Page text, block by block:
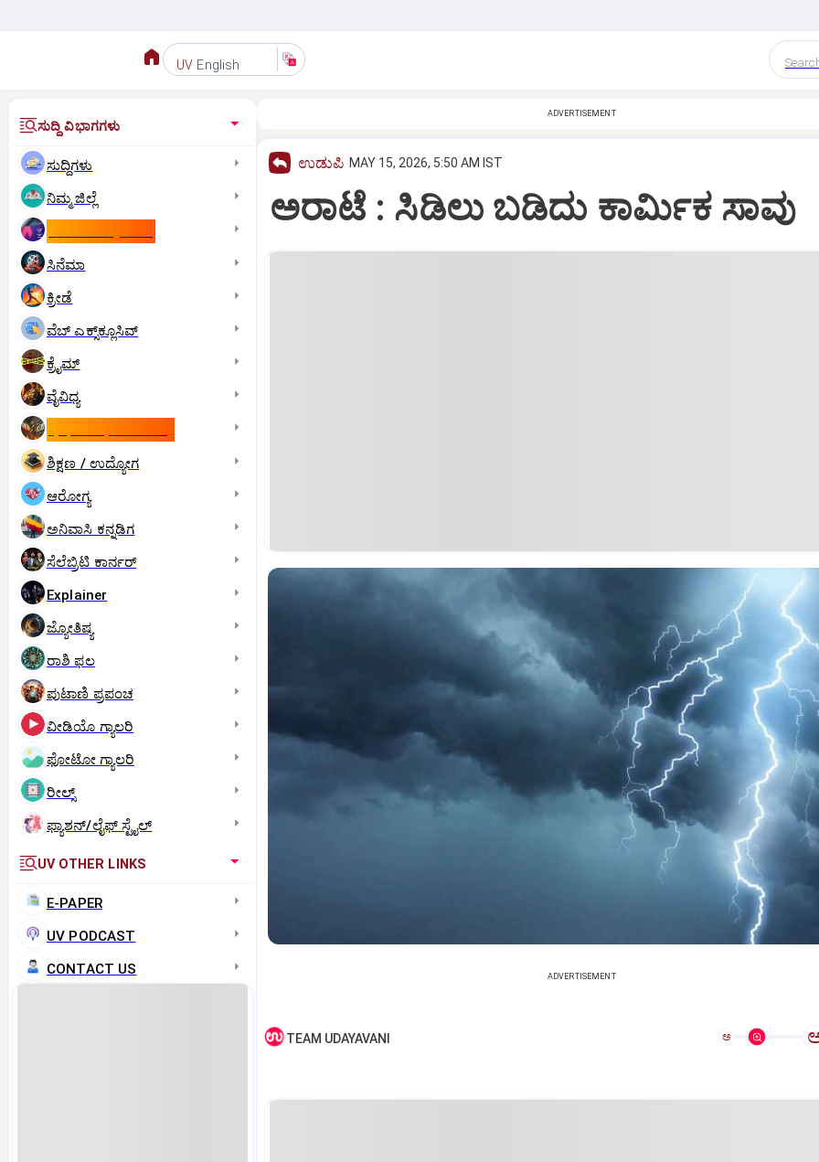
UV English
ಸುದ್ದಿ ವಿಭಾಗಗಳು
ಸುದ್ದಿಗಳು
ನಿಮ್ಮ ಜಿಲ್ಲೆ
ಸಿನೆಮಾ
ಕ್ರೀಡೆ
ವೆಬ್ ಎಕ್ಸ್‌ಕ್ಲೂಸಿವ್
ಕ್ರೈಮ್
ವೈವಿಧ್ಯ
ಶಿಕ್ಷಣ / ಉದ್ಯೋಗ
ಆರೋಗ್ಯ
ಅನಿವಾಸಿ ಕನ್ನಡಿಗ
ಸೆಲೆಬ್ರಿಟಿ ಕಾರ್ನರ್‌
Explainer
ಜ್ಯೋತಿಷ್ಯ
ರಾಶಿ ಫಲ
ಪುಟಾಣಿ ಪ್ರಪಂಚ
ವೀಡಿಯೊ ಗ್ಯಾಲರಿ
ಫೋಟೋ ಗ್ಯಾಲರಿ
ರೀಲ್ಸ್
ಫ್ಯಾಶನ್/ಲೈಫ್‌ ಸ್ಟೈಲ್
UV OTHER LINKS
E-PAPER
UV PODCAST
CONTACT US
ADVERTISEMENT
ಉಡುಪಿ MAY 15, 2026, 5:50 AM IST
ಅರಾಟೆ : ಸಿಡಿಲು ಬಡಿದು ಕಾರ್ಮಿಕ ಸಾವು
ADVERTISEMENT
TEAM UDAYAVANI ಅ